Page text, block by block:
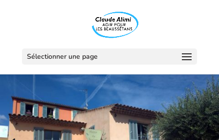
Sélectionner une page